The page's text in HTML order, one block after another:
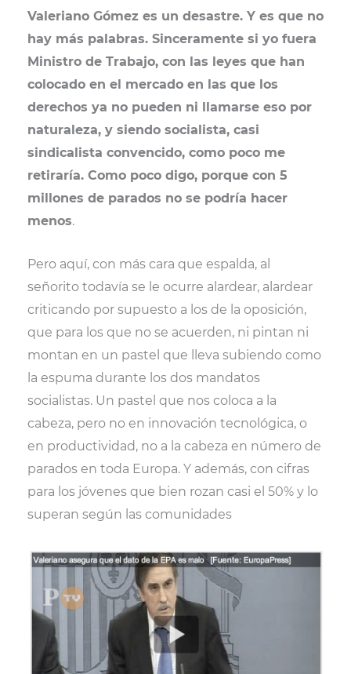
w
t
t
e
r
)
e
o
o
k
t
r
s
t
i
t
A
p
Valeriano Gómez es un desastre. Y es que no
hay más palabras. Sinceramente si yo fuera
Ministro de Trabajo, con las leyes que han
colocado en el mercado en las que los
derechos ya no pueden ni llamarse eso por
naturaleza, y siendo socialista, casi
sindicalista convencido, como poco me
retiraría. Como poco digo, porque con 5
millones de parados no se podría hacer
menos.
Pero aquí, con más cara que espalda, al
señorito todavía se le ocurre alardear, alardear
criticando por supuesto a los de la oposición,
que para los que no se acuerden, ni pintan ni
montan en un pastel que lleva subiendo como
la espuma durante los dos mandatos
socialistas. Un pastel que nos coloca a la
cabeza, pero no en innovación tecnológica, o
en productividad, no a la cabeza en número de
parados en toda Europa. Y además, con cifras
para los jóvenes que bien rozan casi el 50% y lo
superan según las comunidades